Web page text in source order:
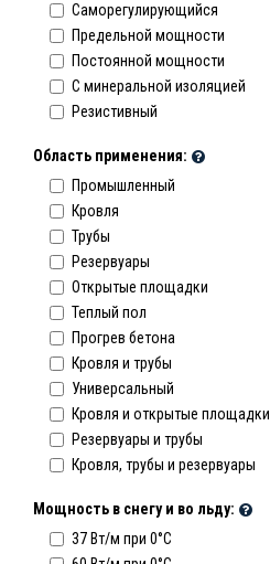
Саморегулирующийся
Предельной мощности
Постоянной мощности
C минеральной изоляцией
Резистивный
Область применения:
Промышленный
Кровля
Трубы
Резервуары
Открытые площадки
Теплый пол
Прогрев бетона
Кровля и трубы
Универсальный
Кровля и открытые площадки
Резервуары и трубы
Кровля, трубы и резервуары
Мощность в снегу и во льду:
37 Вт/м при 0°C